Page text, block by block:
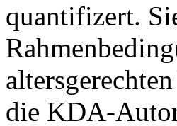
quantifizert.
die KDA-